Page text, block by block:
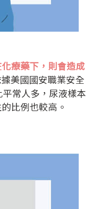
療藥下，則會造成
美國國安職業安全
常人多，尿液樣本
比例也較高。